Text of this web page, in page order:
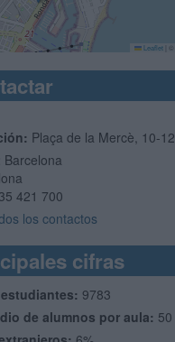
Leaflet ©
Plaça de la Mercè, 10-12
Barcelona
421 700
los contactos
cifras
estudiantes: 9783
de alumnos por aula: 50